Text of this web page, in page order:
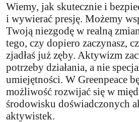
Wiemy, jak skutecznie i
i wywierać presję. Możemy
Twoją niezgodę w realną
tego, czy dopiero zaczynasz,
zjadłaś już zęby. Aktywizm
potrzeby działania, a nie
umiejętności. W Greenpeace
możliwość rozwijać się w
środowisku doświadczonych
aktywistek.